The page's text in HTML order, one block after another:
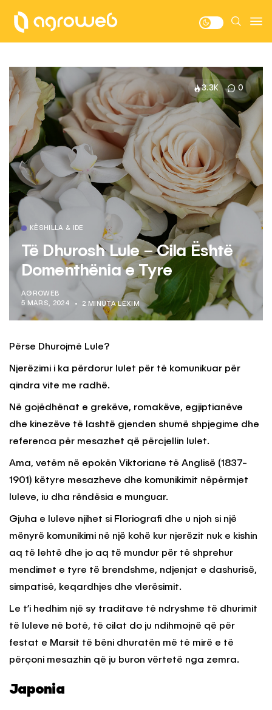
3.3K 0
KËSHILLA & IDE
Të Dhurosh Lule – Cila Është
Domenthënia e Tyre
AGROWEB
5 MARS, 2024
2 MINUTA LEXIM
Përse Dhurojmë Lule?
Njerëzimi i ka përdorur lulet për të komunikuar për
qindra vite me radhë.
Në gojëdhënat e grekëve, romakëve, egjiptianëve
dhe kinezëve të lashtë gjenden shumë shpjegime dhe
referenca për mesazhet që përcjellin lulet.
Ama, vetëm në epokën Viktoriane të Anglisë (1837-
1901) këtyre mesazheve dhe komunikimit nëpërmjet
luleve, iu dha rëndësia e munguar.
Gjuha e luleve njihet si Floriografi dhe u njoh si një
mënyrë komunikimi në një kohë kur njerëzit nuk e kishin
aq të lehtë dhe jo aq të mundur për të shprehur
mendimet e tyre të brendshme, ndjenjat e dashurisë,
simpatisë, keqardhjes dhe vlerësimit.
Le t’i hedhim një sy traditave të ndryshme të dhurimit
të luleve në botë, të cilat do ju ndihmojnë që për
festat e Marsit të bëni dhuratën më të mirë e të
përçoni mesazhin që ju buron vërtetë nga zemra.
Japonia